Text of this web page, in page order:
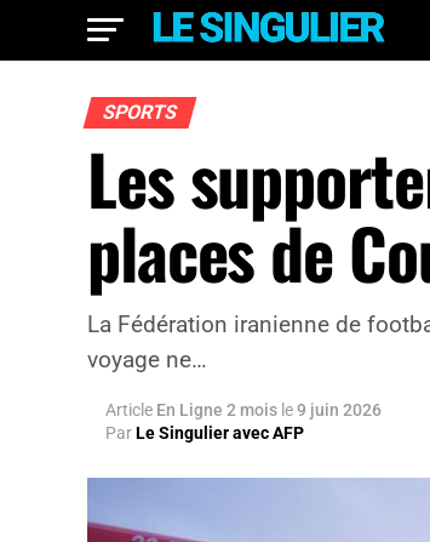
SPORTS
Les
places de
La Fédération iranienne de
voyage ne…
Article En Ligne 2 mois le9 juin 2026
ParLe Singulier avec AFP